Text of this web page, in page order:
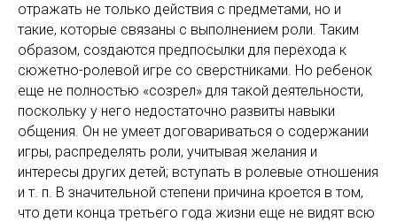
отражать не только действия с предметами, но и
такие, которые связаны с выполнением роли. Таким
образом, создаются предпосылки для перехода к
сюжетно-ролевой игре со сверстниками. Но ребенок
еще не полностью «созрел» для такой деятельности,
поскольку у него недостаточно развиты навыки
общения. Он не умеет договариваться о содержании
игры, распределять роли, учитывая желания и
интересы других детей; вступать в ролевые отношения
и т. п. В значительной степени причина кроется в том,
что дети конца третьего года жизни еще не видят всю